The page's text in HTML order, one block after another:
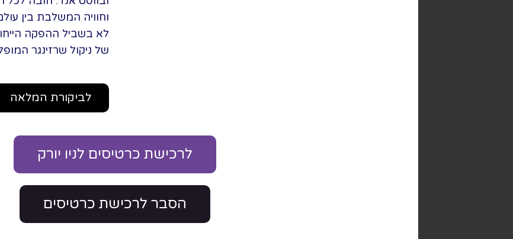
וחוויה המשלבת בין
לא בשביל ההפקה
של ניקול שרזינגר
לביקורת המלאה
לרכישת כרטיסים לניו יורק
הסבר לרכישת כרטיסים